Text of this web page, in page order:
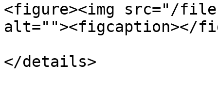
<figure><img src="/
alt=""><figcaption></